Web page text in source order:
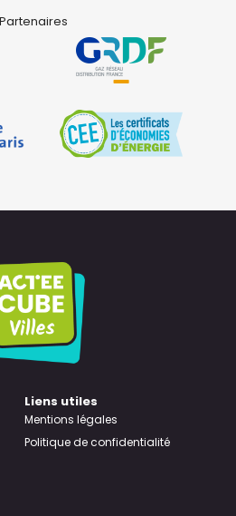
Partenaires
Liens utiles
Mentions légales
Politique de confidentialité